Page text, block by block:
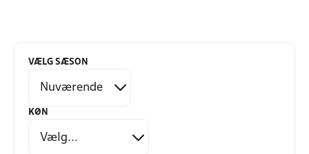
VÆLG SÆSON
KØN